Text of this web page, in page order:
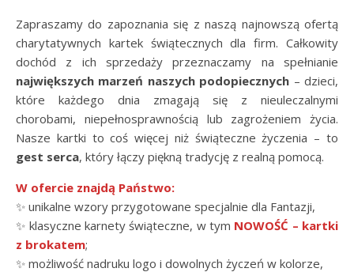
Zapraszamy do zapoznania się z naszą najnowszą ofertą
charytatywnych kartek świątecznych dla firm. Całkowity
dochód z ich sprzedaży przeznaczamy na spełnianie
największych marzeń naszych podopiecznych – dzieci,
które każdego dnia zmagają się z nieuleczalnymi
chorobami, niepełnosprawnością lub zagrożeniem życia.
Nasze kartki to coś więcej niż świąteczne życzenia – to
gest serca, który łączy piękną tradycję z realną pomocą.
W ofercie znajdą Państwo:
✨ unikalne wzory przygotowane specjalnie dla Fantazji,
✨ klasyczne karnety świąteczne, w tym NOWOŚĆ – kartki
z brokatem;
✨ możliwość nadruku logo i dowolnych życzeń w kolorze,